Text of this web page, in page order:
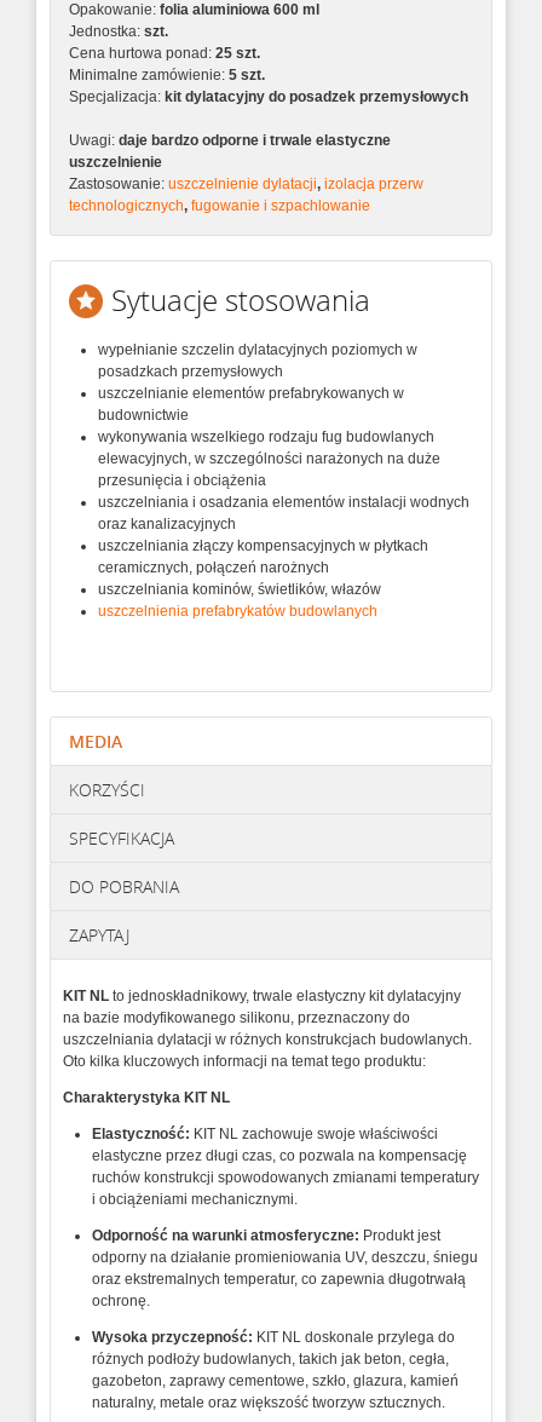
Opakowanie: folia aluminiowa 600 ml
Jednostka: szt.
Cena hurtowa ponad: 25 szt.
Minimalne zamówienie: 5 szt.
Specjalizacja: kit dylatacyjny do posadzek przemysłowych
Uwagi: daje bardzo odporne i trwale elastyczne
uszczelnienie
Zastosowanie: uszczelnienie dylatacji, izolacja przerw
technologicznych, fugowanie i szpachlowanie
Sytuacje stosowania
wypełnianie szczelin dylatacyjnych poziomych w
posadzkach przemysłowych
uszczelnianie elementów prefabrykowanych w
budownictwie
wykonywania wszelkiego rodzaju fug budowlanych
elewacyjnych, w szczególności narażonych na duże
przesunięcia i obciążenia
uszczelniania i osadzania elementów instalacji wodnych
oraz kanalizacyjnych
uszczelniania złączy kompensacyjnych w płytkach
ceramicznych, połączeń narożnych
uszczelniania kominów, świetlików, włazów
uszczelnienia prefabrykatów budowlanych
MEDIA
KORZYŚCI
SPECYFIKACJA
DO POBRANIA
ZAPYTAJ
KIT NL to jednoskładnikowy, trwale elastyczny kitdylatacyjny
na bazie modyfikowanego silikonu, przeznaczony do
uszczelniania dylatacji w różnych konstrukcjach budowlanych.
Oto kilka kluczowych informacji na temattego produktu:
Charakterystyka KIT NL
Elastyczność: KIT NL zachowuje swoje właściwości
elastyczne przez długi czas, co pozwala na kompensację
ruchów konstrukcji spowodowanych zmianami temperatury
i obciążeniami mechanicznymi.
Odporność na warunki atmosferyczne: Produktjest
odporny na działanie promieniowania UV, deszczu, śniegu
oraz ekstremalnych temperatur, co zapewnia długotrwałą
ochronę.
Wysoka przyczepność: KIT NL doskonale przylega do
różnych podłoży budowlanych, takich jak beton, cegła,
gazobeton, zaprawy cementowe, szkło, glazura, kamień
naturalny, metale oraz większość tworzyw sztucznych.